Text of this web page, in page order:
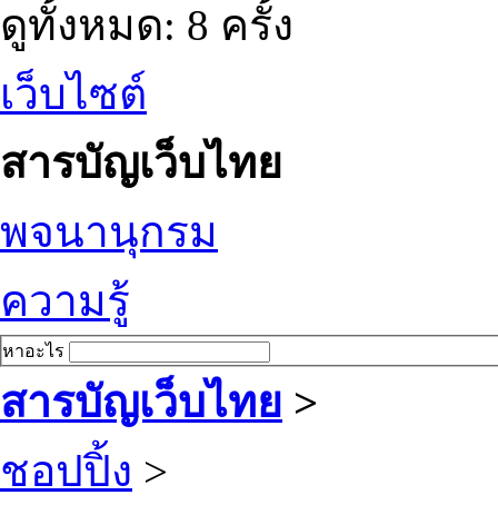
ดูทั้งหมด: 8 ครั้ง
เว็บไซต์
สารบัญเว็บไทย
พจนานุกรม
ความรู้
หาอะไร
สารบัญเว็บไทย >
ชอปปิ้ง >